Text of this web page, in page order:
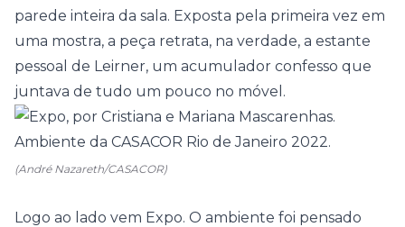
parede inteira da sala. Exposta pela primeira vez em
uma mostra, a peça retrata, na verdade, a estante
pessoal de Leirner, um acumulador confesso que
juntava de tudo um pouco no móvel.
(André Nazareth/CASACOR)
Logo ao lado vem Expo. O ambiente foi pensado